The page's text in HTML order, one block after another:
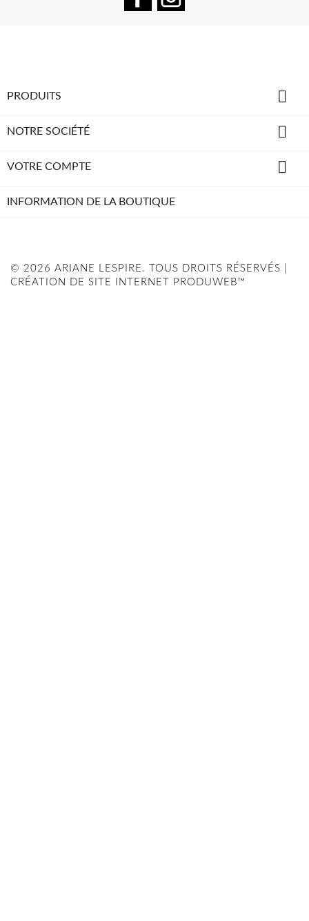
PRODUITS 
NOTRE SOCIÉTÉ 
VOTRE COMPTE 
INFORMATION DE LA BOUTIQUE
© 2026 ARIANE LESPIRE. TOUS DROITS RÉSERVÉS |
CRÉATION DE SITE INTERNET PRODUWEB™